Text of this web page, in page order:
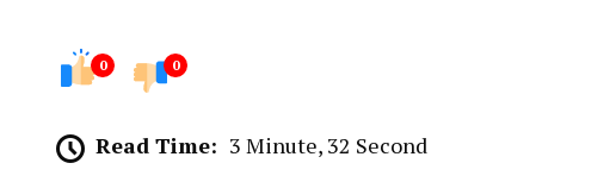
0 0
Read Time: 3 Minute, 32 Second